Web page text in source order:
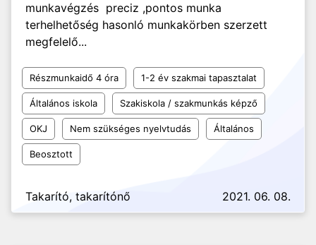
munkavégzés preciz ,pontos munka
terhelhetőség hasonló munkakörben szerzett
megfelelő...
Részmunkaidő 4 óra 1-2 év szakmai tapasztalat
Általános iskola Szakiskola / szakmunkás képző
OKJ Nem szükséges nyelvtudás Általános
Beosztott
Takarító, takarítónő 2021. 06. 08.